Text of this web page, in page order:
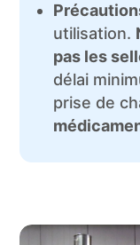
utilisation.
pas les
délai
prise de